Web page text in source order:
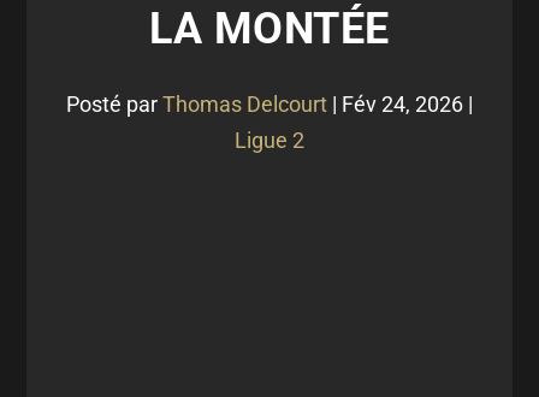
LA MONTÉE
Posté parThomas Delcourt | Fév 24, 2026 |
Ligue 2